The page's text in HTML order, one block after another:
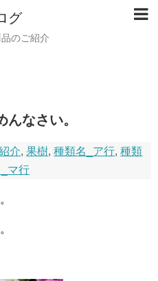
グ
のご紹介
なさい。
介,果樹,種類名_ア行,種類
マ行